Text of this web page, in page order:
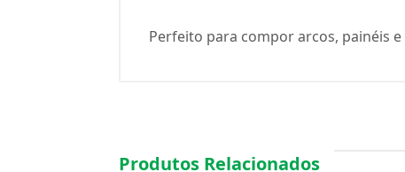
Perfeito para compor arcos, painéis
Produtos Relacionados